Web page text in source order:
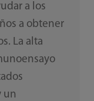
a los
a obtener
La alta
un